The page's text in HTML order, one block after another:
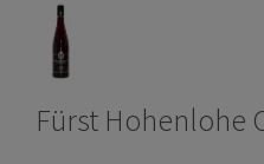
Fürst Hohenlohe